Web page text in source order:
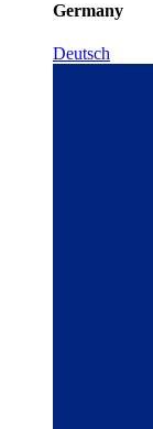
Germany
Deutsch